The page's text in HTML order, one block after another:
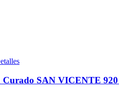
Curado SAN VICENTE